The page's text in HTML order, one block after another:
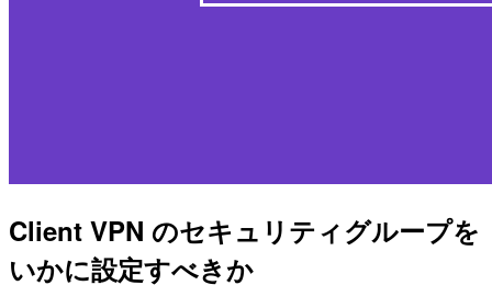
Client VPN のセキュリティグループを
いかに設定すべきか